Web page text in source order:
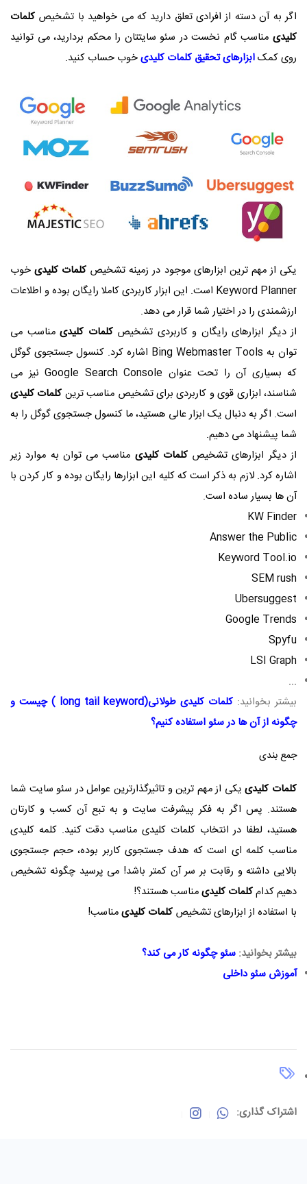
اگر به آن دسته از افرادی تعلق دارید که می خواهید با تشخیص کلمات
کلیدی مناسب گام نخست در سئو سایتتان را محکم بردارید، می توانید
روی کمکابزارهای تحقیق کلمات کلیدیخوب حساب کنید.
یکی از مهم ترین ابزارهای موجود در زمینه تشخیص کلمات کلیدیخوب
Keyword Planner است. این ابزار کاربردی کاملا رایگان بوده و اطلاعات
ارزشمندی را در اختیار شما قرار می دهد.
از دیگر ابزارهای رایگان و کاربردی تشخیصکلمات کلیدی مناسب می
توان به Bing Webmaster Tools اشاره کرد. کنسول جستجوی گوگل
که بسیاری آن را تحت عنوان Google Search Console نیز می
شناسند، ابزاری قوی و کاربردی برای تشخیص مناسب ترین کلمات کلیدی
است. اگر به دنبال یک ابزار عالی هستید، ما کنسول جستجوی گوگل را به
شما پیشنهاد می دهیم.
از دیگر ابزارهای تشخیص کلمات کلیدی مناسب می توان به موارد زیر
اشاره کرد. لازم به ذکر است که کلیه این ابزارها رایگان بوده و کار کردن با
آن ها بسیار ساده است.
KW Finder
Answer the Public
Keyword Tool.io
SEM rush
Ubersuggest
Google Trends
Spyfu
LSI Graph
...
بیشتر بخوانید:
کلمات کلیدی طولانی(long tail keyword ) چیست و
چگونه از آن ها در سئو استفاده کنیم؟
جمع بندی
کلمات کلیدییکی از مهم ترین و تاثیرگذارترین عوامل در سئو سایت شما
هستند. پس اگر به فکر پیشرفت سایت و به تبع آن کسب و کارتان
هستید، لطفا در انتخاب کلمات کلیدی مناسب دقت کنید. کلمه کلیدی
مناسب کلمه ای است که هدف جستجوی کاربر بوده، حجم جستجوی
بالایی داشته و رقابت بر سر آن کمتر باشد! می پرسید چگونه تشخیص
دهیم کدامکلمات کلیدیمناسب هستند؟!
با استفاده از ابزارهای تشخیص کلمات کلیدیمناسب!
بیشتر بخوانید: سئو چگونه کار می کند؟
آموزش سئو داخلی
اشتراک گذاری: